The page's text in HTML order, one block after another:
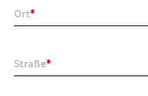
Ort*
Straße*